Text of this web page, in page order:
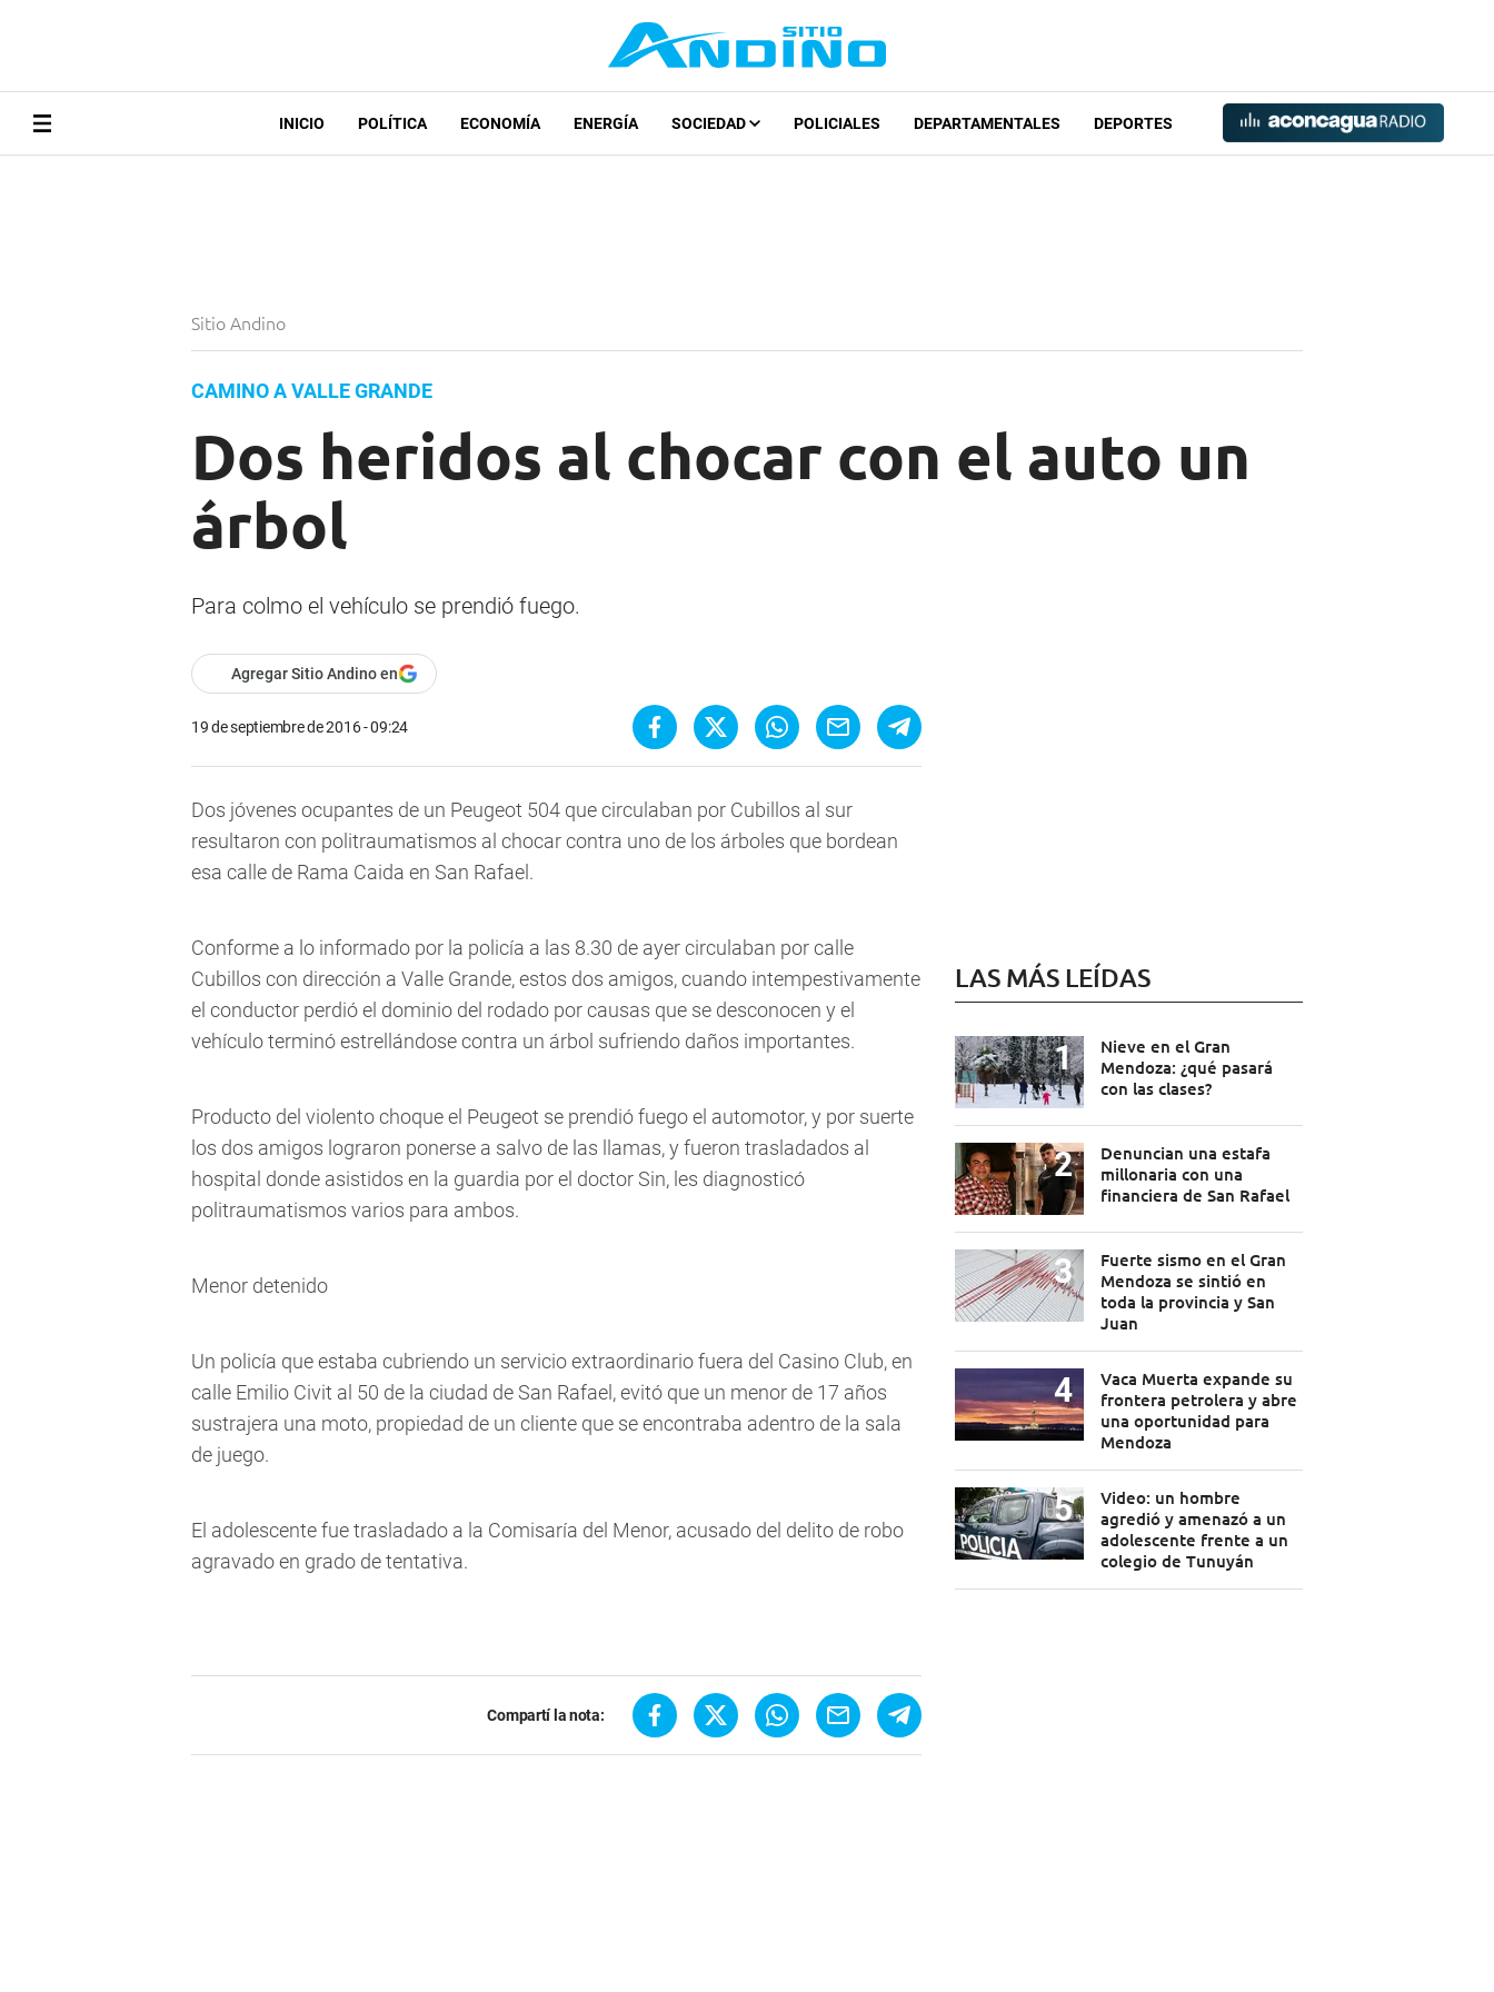
INICIO POLÍTICA ECONOMÍA ENERGÍA SOCIEDAD POLICIALES DEPARTAMENTALES DEPORTES
Sitio Andino
CAMINO A VALLE GRANDE
Dos heridos al chocar con el auto un
árbol
Para colmo el vehículo se prendió fuego.
Agregar Sitio Andino en
19 de septiembre de 2016 - 09:24
Dos jóvenes ocupantes de un Peugeot 504 que circulaban por Cubillos al sur
resultaron con politraumatismos al chocar contra uno de los árboles que bordean
esa calle de Rama Caida en San Rafael.
Conforme a lo informado por la policía a las 8.30 de ayer circulaban por calle
Cubillos con dirección a Valle Grande, estos dos amigos, cuando intempestivamente
el conductor perdió el dominio del rodado por causas que se desconocen y el
vehículo terminó estrellándose contra un árbol sufriendo daños importantes.
Producto del violento choque el Peugeot se prendió fuego el automotor, y por suerte
los dos amigos lograron ponerse a salvo de las llamas, y fueron trasladados al
hospital donde asistidos en la guardia por el doctor Sin, les diagnosticó
politraumatismos varios para ambos.
Menor detenido
Un policía que estaba cubriendo un servicio extraordinario fuera del Casino Club, en
calle Emilio Civit al 50 de la ciudad de San Rafael, evitó que un menor de 17 años
sustrajera una moto, propiedad de un cliente que se encontraba adentro de la sala
de juego.
El adolescente fue trasladado a la Comisaría del Menor, acusado del delito de robo
agravado en grado de tentativa.
Compartí la nota:
LAS MÁS LEÍDAS
Nieve en el Gran
Mendoza: ¿qué pasará
con las clases?
Denuncian una estafa
millonaria con una
financiera de San Rafael
Fuerte sismo en el Gran
Mendoza se sintió en
toda la provincia y San
Juan
Vaca Muerta expande su
frontera petrolera y abre
una oportunidad para
Mendoza
Video: un hombre
agredió y amenazó a un
adolescente frente a un
colegio de Tunuyán